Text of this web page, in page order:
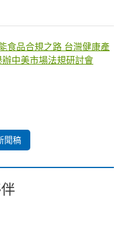
食品合規之路 台灣健康產
中美市場法規研討會
聞稿